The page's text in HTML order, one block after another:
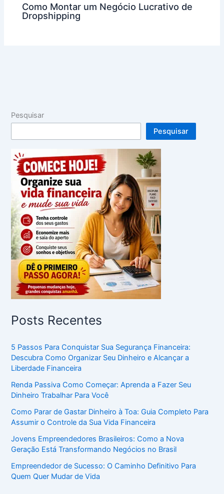
Como Montar um Negócio Lucrativo de
Dropshipping
Pesquisar
Pesquisar
Posts Recentes
5 Passos Para Conquistar Sua Segurança Financeira:
Descubra Como Organizar Seu Dinheiro e Alcançar a
Liberdade Financeira
Renda Passiva Como Começar: Aprenda a Fazer Seu
Dinheiro Trabalhar Para Você
Como Parar de Gastar Dinheiro à Toa: Guia Completo Para
Assumir o Controle da Sua Vida Financeira
Jovens Empreendedores Brasileiros: Como a Nova
Geração Está Transformando Negócios no Brasil
Empreendedor de Sucesso: O Caminho Definitivo Para
Quem Quer Mudar de Vida